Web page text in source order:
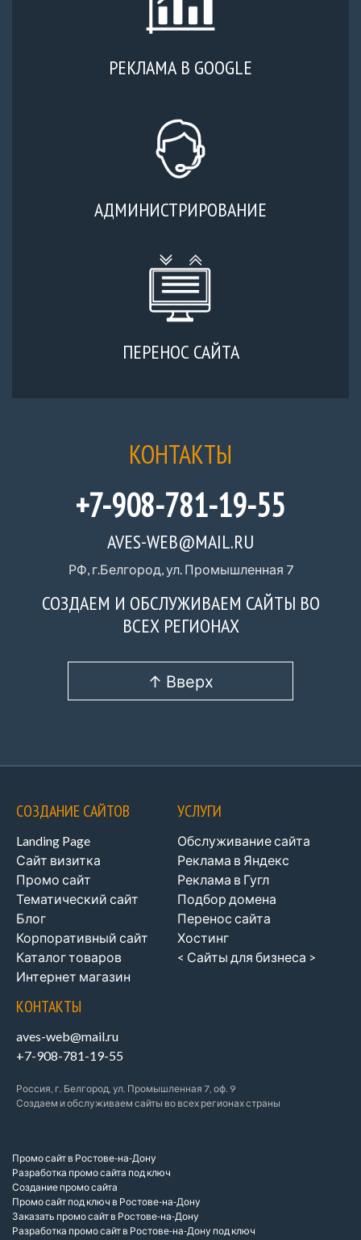
РЕКЛАМА В GOOGLE
АДМИНИСТРИРОВАНИЕ
ПЕРЕНОС САЙТА
КОНТАКТЫ
+7-908-781-19-55
AVES-WEB@MAIL.RU
РФ, г.Белгород, ул. Промышленная 7
СОЗДАЕМ И ОБСЛУЖИВАЕМ САЙТЫ ВО
ВСЕХ РЕГИОНАХ
↑ Вверх
СОЗДАНИЕ САЙТОВ
Landing Page
Сайт визитка
Промо сайт
Тематический сайт
Блог
Корпоративный сайт
Каталог товаров
Интернет магазин
УСЛУГИ
Обслуживание сайта
Реклама в Яндекс
Реклама в Гугл
Подбор домена
Перенос сайта
Хостинг
< Сайты для бизнеса >
КОНТАКТЫ
aves-web@mail.ru
+7-908-781-19-55
Россия, г. Белгород, ул. Промышленная 7, оф. 9
Создаем и обслуживаем сайты во всех регионах страны
Промо сайт в Ростове-на-Дону
Разработка промо сайта под ключ
Создание промо сайта
Промо сайт под ключ в Ростове-на-Дону
Заказать промо сайт в Ростове-на-Дону
Разработка промо сайт в Ростове-на-Дону под ключ